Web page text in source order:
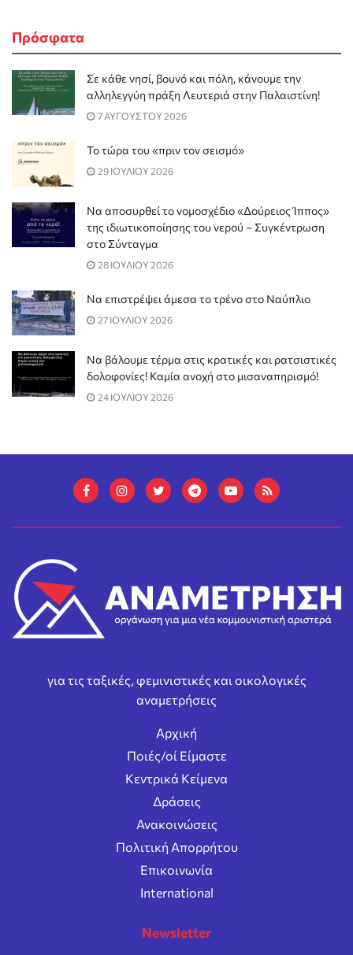
Πρόσφατα
Σε κάθε νησί, βουνό και πόλη, κάνουμε την
αλληλεγγύη πράξη Λευτεριά στην Παλαιστίνη!
7 ΑΥΓΟΥΣΤΟΥ 2026
Το τώρα του «πριν τον σεισμό»
29 ΙΟΥΛΙΟΥ 2026
Να αποσυρθεί το νομοσχέδιο «Δούρειος Ίππος»
της ιδιωτικοποίησης του νερού – Συγκέντρωση
στο Σύνταγμα
28 ΙΟΥΛΙΟΥ 2026
Να επιστρέψει άμεσα το τρένο στο Ναύπλιο
27 ΙΟΥΛΙΟΥ 2026
Να βάλουμε τέρμα στις κρατικές και ρατσιστικές
δολοφονίες! Καμία ανοχή στο μισαναπηρισμό!
24 ΙΟΥΛΙΟΥ 2026
για τις ταξικές, φεμινιστικές και οικολογικές
αναμετρήσεις
Αρχική
Ποιές/οί Είμαστε
Κεντρικά Κείμενα
Δράσεις
Ανακοινώσεις
Πολιτική Απορρήτου
Επικοινωνία
International
Newsletter